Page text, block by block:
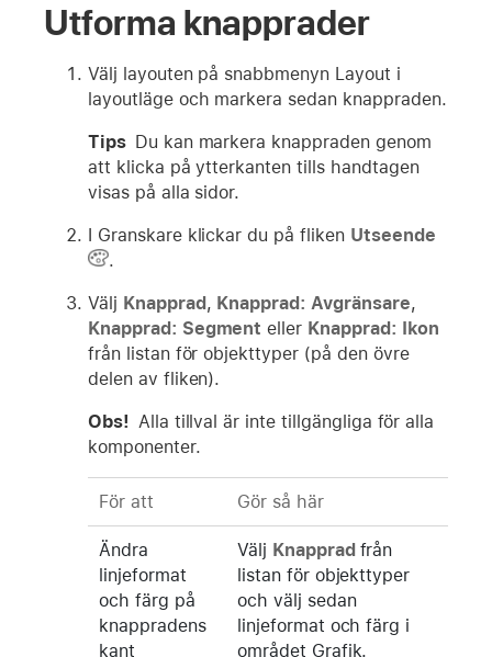
Utforma knapprader
Välj layouten på snabbmenyn Layout i
layoutläge och markera sedan knappraden.
Tips Du kan markera knappraden genom
att klicka på ytterkanten tills handtagen
visas på alla sidor.
I Granskare klickar du på fliken Utseende
.
Välj Knapprad, Knapprad: Avgränsare,
Knapprad: Segment eller Knapprad: Ikon
från listan för objekttyper (på den övre
delen av fliken).
Obs! Alla tillval är inte tillgängliga för alla
komponenter.
För att Gör så här
Ändra
linjeformat
och färg på
knappradens
kant
Välj Knapprad från
listan för objekttyper
och välj sedan
linjeformat och färg i
området Grafik.